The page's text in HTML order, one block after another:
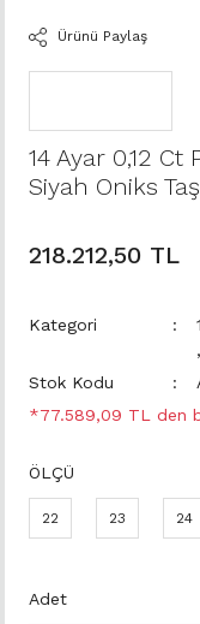
Ürünü Paylaş
14 Ayar 0,12 Ct
Siyah Oniks
218.212,50 TL
Kategori
,
Stok Kodu
*77.589,09 TL den
ÖLÇÜ
22 23 24
Adet